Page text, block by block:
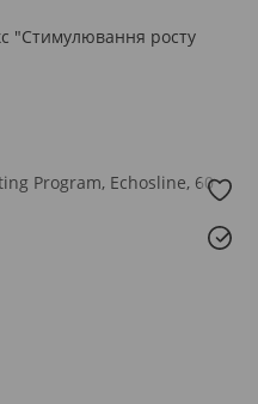
"Стимулювання росту